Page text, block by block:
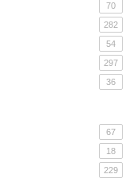
70
282
54
297
36
67
18
229